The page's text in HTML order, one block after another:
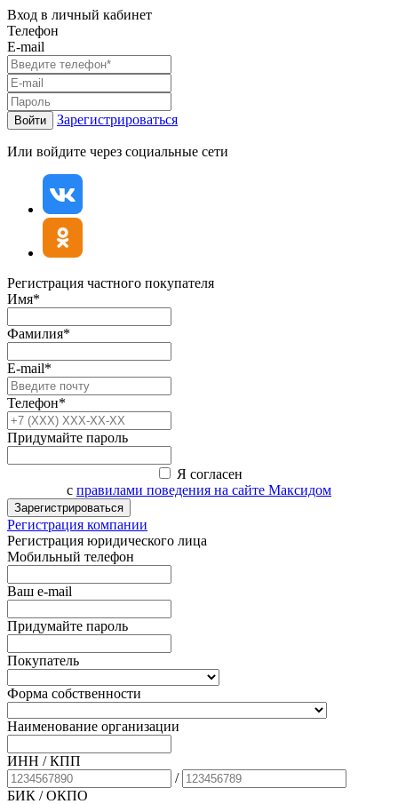
Вход в личный кабинет
Телефон
E-mail
Войти Зарегистрироваться
Или войдите через социальные сети
Регистрация частного покупателя
Имя*
Фамилия*
E-mail*
Телефон*
Придумайте пароль
Я согласен
с правилами поведения на сайте Максидом
Зарегистрироваться
Регистрация компании
Регистрация юридического лица
Мобильный телефон
Ваш e-mail
Придумайте пароль
Покупатель
Форма собственности
Наименование организации
ИНН / КПП
/
БИК / ОКПО